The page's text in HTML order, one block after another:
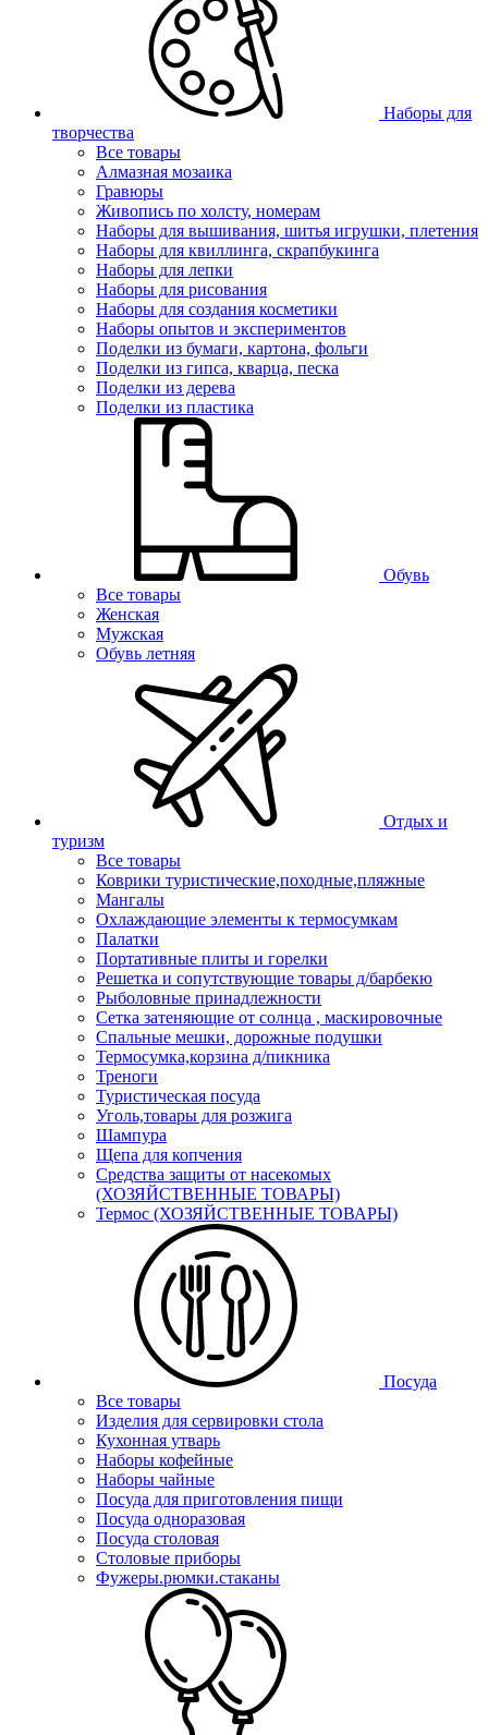
Наборы для
творчества
Все товары
Алмазная мозаика
Гравюры
Живопись по холсту, номерам
Наборы для вышивания, шитья игрушки, плетения
Наборы для квиллинга, скрапбукинга
Наборы для лепки
Наборы для рисования
Наборы для создания косметики
Наборы опытов и экспериментов
Поделки из бумаги, картона, фольги
Поделки из гипса, кварца, песка
Поделки из дерева
Поделки из пластика
Обувь
Все товары
Женская
Мужская
Обувь летняя
Отдых и
туризм
Все товары
Коврики туристические,походные,пляжные
Мангалы
Охлаждающие элементы к термосумкам
Палатки
Портативные плиты и горелки
Решетка и сопутствующие товары д/барбекю
Рыболовные принадлежности
Сетка затеняющие от солнца , маскировочные
Спальные мешки, дорожные подушки
Термосумка,корзина д/пикника
Треноги
Туристическая посуда
Уголь,товары для розжига
Шампура
Щепа для копчения
Средства защиты от насекомых
(ХОЗЯЙСТВЕННЫЕ ТОВАРЫ)
Термос (ХОЗЯЙСТВЕННЫЕ ТОВАРЫ)
Посуда
Все товары
Изделия для сервировки стола
Кухонная утварь
Наборы кофейные
Наборы чайные
Посуда для приготовления пищи
Посуда одноразовая
Посуда столовая
Столовые приборы
Фужеры.рюмки.стаканы